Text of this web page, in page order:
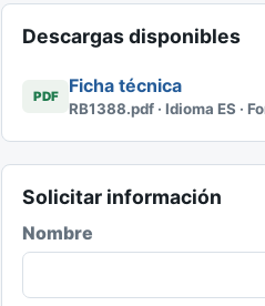
Descargas disponibles
PDF Ficha técnica
RB1388.pdf · Idioma ES ·
Solicitar información
Nombre